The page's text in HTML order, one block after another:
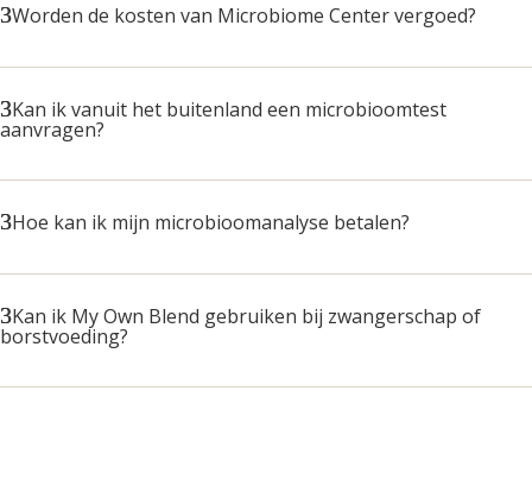
Worden de kosten van Microbiome Center vergoed?
Kan ik vanuit het buitenland een microbioomtest
aanvragen?
Hoe kan ik mijn microbioomanalyse betalen?
Kan ik My Own Blend gebruiken bij zwangerschap of
borstvoeding?